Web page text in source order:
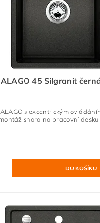
45 Silgranit
s excentrickým
shora na pracovní desku